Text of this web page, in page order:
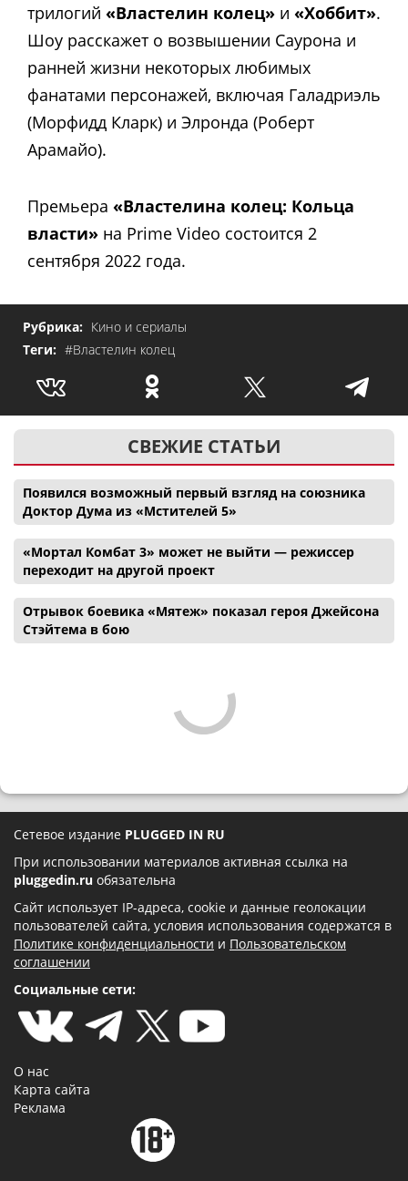
трилогий «Властелин колец» и «Хоббит».
Шоу расскажет о возвышении Саурона и
ранней жизни некоторых любимых
фанатами персонажей, включая Галадриэль
(Морфидд Кларк) и Элронда (Роберт
Арамайо).
Премьера «Властелина колец: Кольца
власти» на Prime Video состоится 2
сентября 2022 года.
Рубрика: Кино и сериалы
Теги: #Властелин колец
СВЕЖИЕ СТАТЬИ
Появился возможный первый взгляд на союзника
Доктор Дума из «Мстителей 5»
«Мортал Комбат 3» может не выйти — режиссер
переходит на другой проект
Отрывок боевика «Мятеж» показал героя Джейсона
Стэйтема в бою
Сетевое издание PLUGGED IN RU
При использовании материалов активная ссылка на
pluggedin.ru обязательна
Сайт использует IP-адреса, cookie и данные геолокации
пользователей сайта, условия использования содержатся в
Политике конфиденциальности и Пользовательском
соглашении
Социальные сети:
О нас
Карта сайта
Реклама